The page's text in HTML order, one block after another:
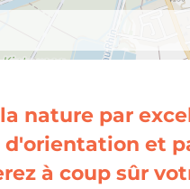
nature par
d'orientation et
à coup sûr